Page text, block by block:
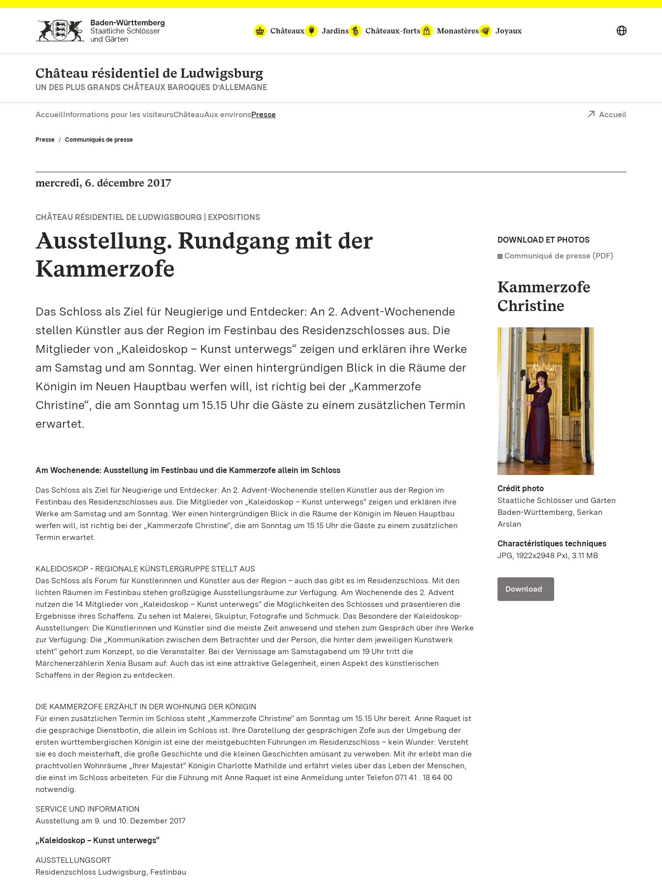
Vers la page d’accueil
Châteaux
Jardins Châteaux-forts Monastères Joyaux
Château résidentiel de Ludwigsburg
UN DES PLUS GRANDS CHÂTEAUX BAROQUES D’ALLEMAGNE
AccueilInformations pour les visiteursChâteauAux environsPresse Accueil
Presse Communiqués de presse
mercredi, 6. décembre 2017
CHÂTEAU RÉSIDENTIEL DE LUDWIGSBOURG | EXPOSITIONS
Ausstellung. Rundgang mit der
Kammerzofe
Das Schloss als Ziel für Neugierige und Entdecker: An 2. Advent-Wochenende
stellen Künstler aus der Region im Festinbau des Residenzschlosses aus. Die
Mitglieder von „Kaleidoskop – Kunst unterwegs“ zeigen und erklären ihre Werke
am Samstag und am Sonntag. Wer einen hintergründigen Blick in die Räume der
Königin im Neuen Hauptbau werfen will, ist richtig bei der „Kammerzofe
Christine“, die am Sonntag um 15.15 Uhr die Gäste zu einem zusätzlichen Termin
erwartet.
Am Wochenende: Ausstellung im Festinbau und die Kammerzofe allein im Schloss
Das Schloss als Ziel für Neugierige und Entdecker: An 2. Advent-Wochenende stellen Künstler aus der Region im
Festinbau des Residenzschlosses aus. Die Mitglieder von „Kaleidoskop – Kunst unterwegs“ zeigen und erklären ihre
Werke am Samstag und am Sonntag. Wer einen hintergründigen Blick in die Räume der Königin im Neuen Hauptbau
werfen will, ist richtig bei der „Kammerzofe Christine“, die am Sonntag um 15.15 Uhr die Gäste zu einem zusätzlichen
Termin erwartet.
KALEIDOSKOP - REGIONALE KÜNSTLERGRUPPE STELLT AUS
Das Schloss als Forum für Künstlerinnen und Künstler aus der Region – auch das gibt es im Residenzschloss. Mit den
lichten Räumen im Festinbau stehen großzügige Ausstellungsräume zur Verfügung. Am Wochenende des 2. Advent
nutzen die 14 Mitglieder von „Kaleidoskop – Kunst unterwegs“ die Möglichkeiten des Schlosses und präsentieren die
Ergebnisse ihres Schaffens. Zu sehen ist Malerei, Skulptur, Fotografie und Schmuck. Das Besondere der Kaleidoskop-
Ausstellungen: Die Künstlerinnen und Künstler sind die meiste Zeit anwesend und stehen zum Gespräch über ihre Werke
zur Verfügung: Die „Kommunikation zwischen dem Betrachter und der Person, die hinter dem jeweiligen Kunstwerk
steht“ gehört zum Konzept, so die Veranstalter. Bei der Vernissage am Samstagabend um 19 Uhr tritt die
Märchenerzählerin Xenia Busam auf: Auch das ist eine attraktive Gelegenheit, einen Aspekt des künstlerischen
Schaffens in der Region zu entdecken.
DIE KAMMERZOFE ERZÄHLT IN DER WOHNUNG DER KÖNIGIN
Für einen zusätzlichen Termin im Schloss steht „Kammerzofe Christine“ am Sonntag um 15.15 Uhr bereit. Anne Raquet ist
die gesprächige Dienstbotin, die allein im Schloss ist. Ihre Darstellung der gesprächigen Zofe aus der Umgebung der
ersten württembergischen Königin ist eine der meistgebuchten Führungen im Residenzschloss – kein Wunder: Versteht
sie es doch meisterhaft, die große Geschichte und die kleinen Geschichten amüsant zu verweben. Mit ihr erlebt man die
prachtvollen Wohnräume „Ihrer Majestät“ Königin Charlotte Mathilde und erfährt vieles über das Leben der Menschen,
die einst im Schloss arbeiteten. Für die Führung mit Anne Raquet ist eine Anmeldung unter Telefon 071 41 . 18 64 00
notwendig.
SERVICE UND INFORMATION
Ausstellung am 9. und 10. Dezember 2017
„Kaleidoskop – Kunst unterwegs“
AUSSTELLUNGSORT
Residenzschloss Ludwigsburg, Festinbau
DOWNLOAD ET PHOTOS
Communiqué de presse (PDF)
Kammerzofe
Christine
Crédit photo
Staatliche Schlösser und Gärten
Baden-Württemberg, Serkan
Arslan
Charactéristiques techniques
JPG, 1922x2948 Pxl, 3.11 MB
Download